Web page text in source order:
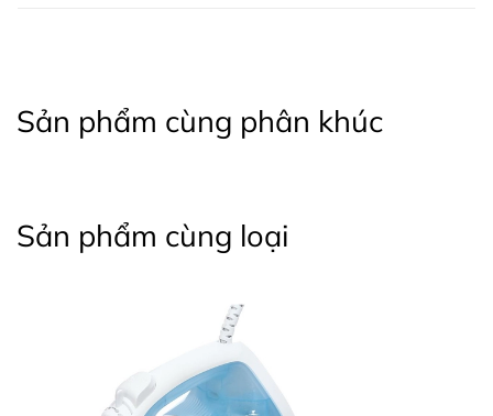
Sản phẩm cùng phân khúc
Sản phẩm cùng loại